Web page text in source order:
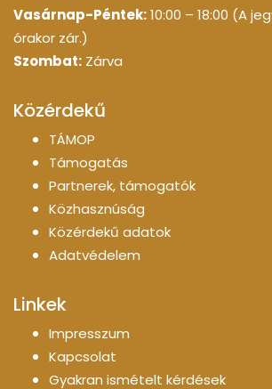
Vasárnap-Péntek:10:00 – 18:00 (A
órakor zár.)
Szombat: Zárva
Közérdekű
TÁMOP
Támogatás
Partnerek, támogatók
Közhasznúság
Közérdekű adatok
Adatvédelem
Linkek
Impresszum
Kapcsolat
Gyakran ismételt kérdések